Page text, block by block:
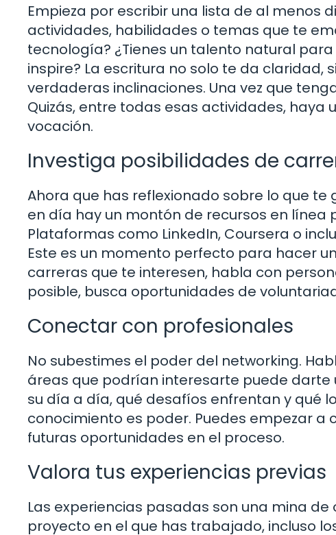
Empieza por escribir una lista de al menos
actividades, habilidades o temas que te
tecnología? ¿Tienes un talento natural
inspire? La escritura no solo te da
verdaderas inclinaciones. Una vez que
Quizás, entre todas esas actividades,
vocación.
Investiga posibilidades de
Ahora que has reflexionado sobre lo que te
en día hay un montón de recursos en
Plataformas como LinkedIn, Coursera o
Este es un momento perfecto para hacer
carreras que te interesen, habla con
posible, busca oportunidades de
Conectar con profesionales
No subestimes el poder del networking.
áreas que podrían interesarte puede darte
su día a día, qué desafíos enfrentan y qué
conocimiento es poder. Puedes empezar a
futuras oportunidades en el proceso.
Valora tus experiencias previas
Las experiencias pasadas son una mina
proyecto en el que has trabajado, incluso